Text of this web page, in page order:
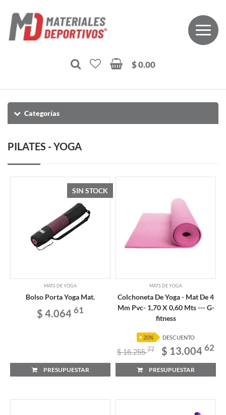
$ 0.00
Categorías
PILATES - YOGA
SIN STOCK
MATS DE YOGA
Bolso Porta Yoga Mat.
$ 4.064 61
PRESUPUESTAR
MATS DE YOGA
Colchoneta De Yoga - Mat De 4
Mm Pvc- 1,70 X 0,60 Mts --- G-
fitness
20% DESCUENTO
$ 16.25577 $ 13.004 62
PRESUPUESTAR